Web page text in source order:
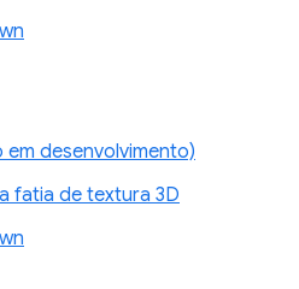
desenvolvimento)
fatia de textura 3D